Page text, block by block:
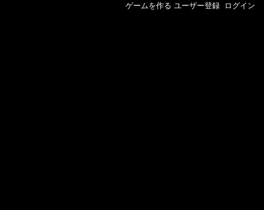
ゲームを作る ユーザー登録 ログイン